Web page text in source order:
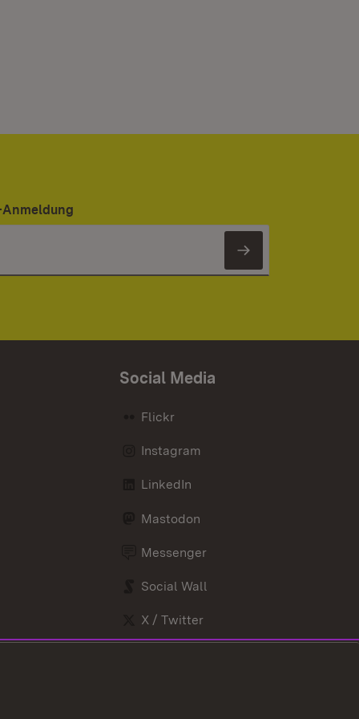
Newsletter
Social Media
Flickr
Instagram
LinkedIn
Mastodon
Messenger
Social Wall
X / Twitter